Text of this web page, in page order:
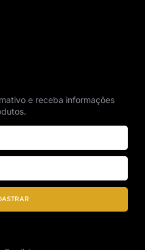
e receba informações